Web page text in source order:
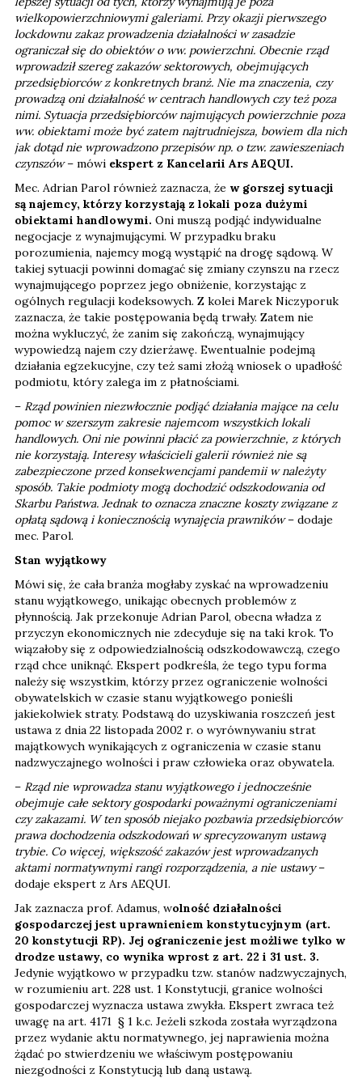
wielkopowierzchniowymi galeriami. Przy okazji pierwszego
lockdownu zakaz prowadzenia działalności w zasadzie
ograniczał się do obiektów o ww. powierzchni. Obecnie rząd
wprowadził szereg zakazów sektorowych, obejmujących
przedsiębiorców z konkretnych branż. Nie ma znaczenia, czy
prowadzą oni działalność w centrach handlowych czy też poza
nimi. Sytuacja przedsiębiorców najmujących powierzchnie poza
ww. obiektami może być zatem najtrudniejsza, bowiem dla nich
jak dotąd nie wprowadzono przepisów np. o tzw. zawieszeniach
czynszów– mówi ekspert z Kancelarii Ars AEQUI.
Mec. Adrian Parol również zaznacza, że w gorszej sytuacji
są najemcy, którzy korzystają z lokali poza dużymi
obiektami handlowymi. Oni muszą podjąć indywidualne
negocjacje z wynajmującymi. W przypadku braku
porozumienia, najemcy mogą wystąpić na drogę sądową. W
takiej sytuacji powinni domagać się zmiany czynszu na rzecz
wynajmującego poprzez jego obniżenie, korzystając z
ogólnych regulacji kodeksowych. Z kolei Marek Niczyporuk
zaznacza, że takie postępowania będą trwały. Zatem nie
można wykluczyć, że zanim się zakończą, wynajmujący
wypowiedzą najem czy dzierżawę. Ewentualnie podejmą
działania egzekucyjne, czy też sami złożą wniosek o upadłość
podmiotu, który zalega im z płatnościami.
– Rząd powinien niezwłocznie podjąć działania mające na celu
pomoc w szerszym zakresie najemcom wszystkich lokali
handlowych. Oni nie powinni płacić za powierzchnie, z których
nie korzystają. Interesy właścicieli galerii również nie są
zabezpieczone przed konsekwencjami pandemii w należyty
sposób. Takie podmioty mogą dochodzić odszkodowania od
Skarbu Państwa. Jednak to oznacza znaczne koszty związane z
opłatą sądową i koniecznością wynajęcia prawników– dodaje
mec. Parol.
Stan wyjątkowy
Mówi się, że cała branża mogłaby zyskać na wprowadzeniu
stanu wyjątkowego, unikając obecnych problemów z
płynnością. Jak przekonuje Adrian Parol, obecna władza z
przyczyn ekonomicznych nie zdecyduje się na taki krok. To
wiązałoby się z odpowiedzialnością odszkodowawczą, czego
rząd chce uniknąć. Ekspert podkreśla, że tego typu forma
należy się wszystkim, którzy przez ograniczenie wolności
obywatelskich w czasie stanu wyjątkowego ponieśli
jakiekolwiek straty. Podstawą do uzyskiwania roszczeń jest
ustawa z dnia 22 listopada 2002 r. o wyrównywaniu strat
majątkowych wynikających z ograniczenia w czasie stanu
nadzwyczajnego wolności i praw człowieka oraz obywatela.
– Rząd nie wprowadza stanu wyjątkowego i jednocześnie
obejmuje całe sektory gospodarki poważnymi ograniczeniami
czy zakazami. W ten sposób niejako pozbawia przedsiębiorców
prawa dochodzenia odszkodowań w sprecyzowanym ustawą
trybie. Co więcej, większość zakazów jest wprowadzanych
aktami normatywnymi rangi rozporządzenia, a nie ustawy–
dodaje ekspert z Ars AEQUI.
Jak zaznacza prof. Adamus, wolność działalności
gospodarczej jest uprawnieniem konstytucyjnym (art.
20 konstytucji RP). Jej ograniczenie jest możliwe tylko w
drodze ustawy, co wynika wprost z art. 22 i 31 ust. 3.
Jedynie wyjątkowo w przypadku tzw. stanów nadzwyczajnych,
w rozumieniu art. 228 ust. 1 Konstytucji, granice wolności
gospodarczej wyznacza ustawa zwykła. Ekspert zwraca też
uwagę na art. 4171 § 1 k.c. Jeżeli szkoda została wyrządzona
przez wydanie aktu normatywnego, jej naprawienia można
żądać po stwierdzeniu we właściwym postępowaniu
niezgodności z Konstytucją lub daną ustawą.